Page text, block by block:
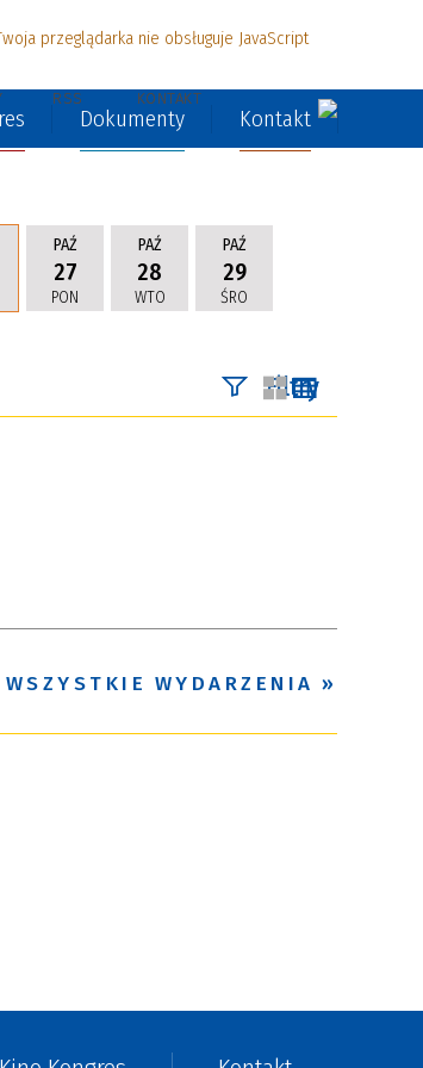
przeglądarka nie obsługuje JavaScript
RSS KONTAKT
Dokumenty Kontakt
PAŹ
27
PON
PAŹ
28
WTO
PAŹ
29
ŚRO
Filtry
Miejsce
WSZYSTKIE WYDARZENIA